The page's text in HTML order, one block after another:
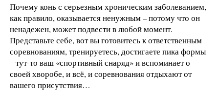
Почему конь с серьезным хроническим заболеванием,
как правило, оказывается ненужным – потому что он
ненадежен, может подвести в любой момент.
Представьте себе, вот вы готовитесь к ответственным
соревнованиям, тренируетесь, достигаете пика формы
– тут-то ваш «спортивный снаряд» и вспоминает о
своей хворобе, и всё, и соревнования отдыхают от
вашего присутствия…